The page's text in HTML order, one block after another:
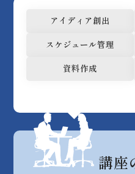
アイディア創出
スケジュール管理
資料作成
講座